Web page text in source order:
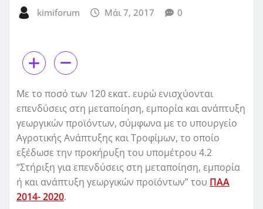
kimiforum Μάι 7, 2017 0
Με το ποσό των 120 εκατ. ευρώ ενισχύονται
επενδύσεις στη μεταποίηση, εμπορία και ανάπτυξη
γεωργικών προϊόντων, σύμφωνα με το υπουργείο
Αγροτικής Ανάπτυξης και Τροφίμων, το οποίο
εξέδωσε την προκήρυξη του υπομέτρου 4.2
“Στήριξη για επενδύσεις στη μεταποίηση, εμπορία
ή και ανάπτυξη γεωργικών προϊόντων” του ΠΑΑ
2014- 2020.